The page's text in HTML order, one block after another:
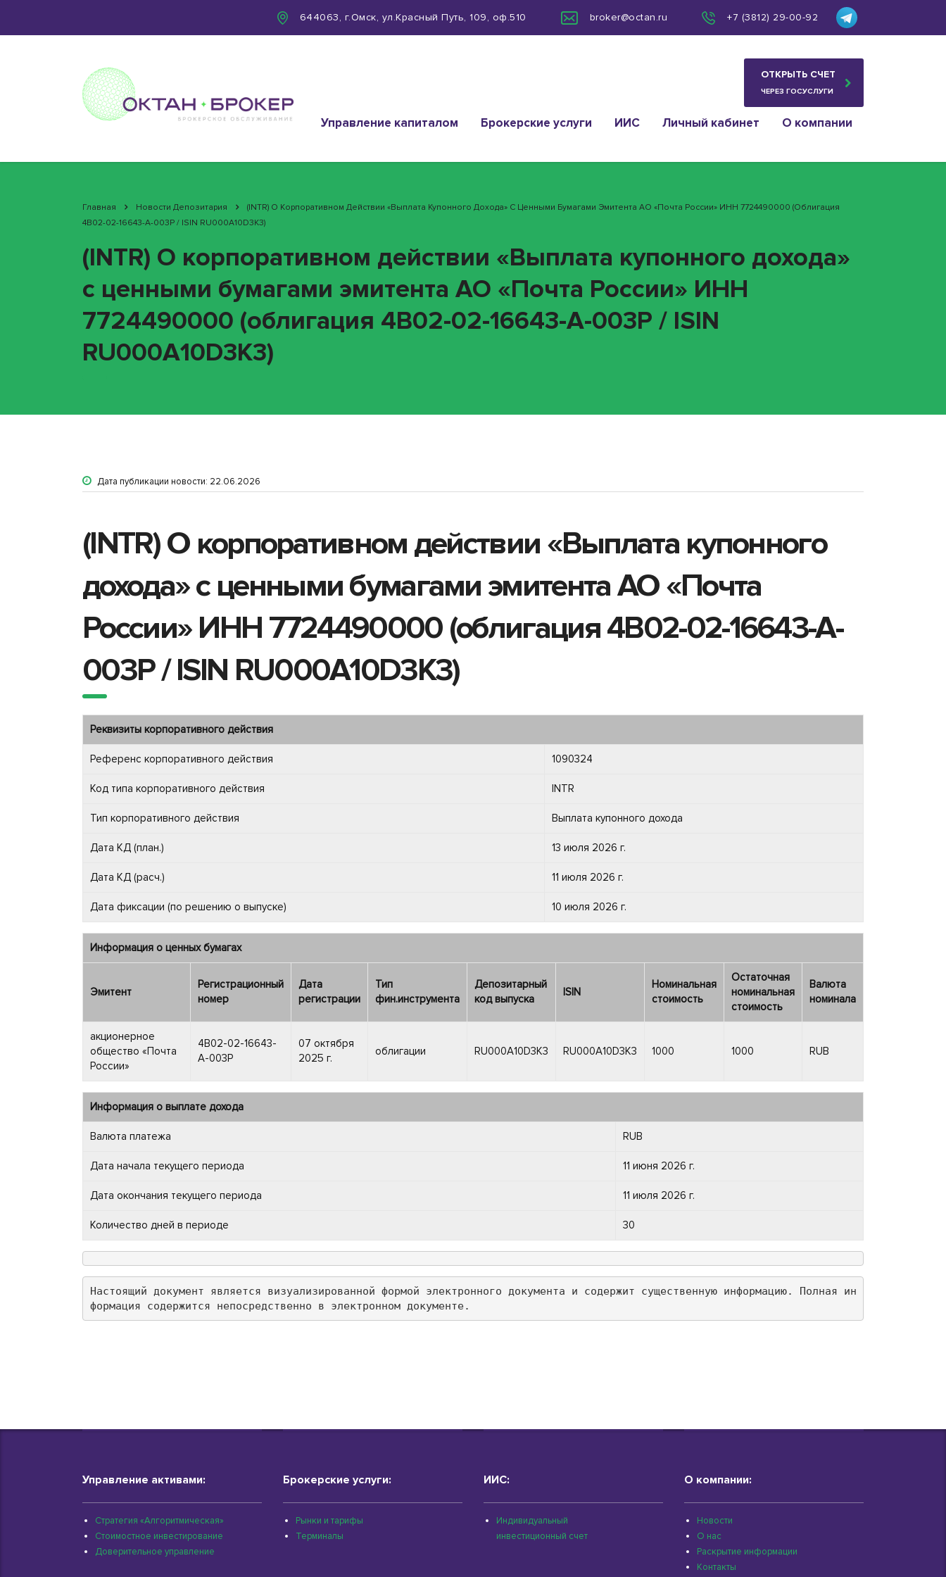
644063, г.Омск, ул.Красный Путь, 109, оф.510 broker@octan.ru +7 (3812) 29-00-92
ОТКРЫТЬ СЧЕТ
ЧЕРЕЗ ГОСУСЛУГИ
Управление капиталом Брокерские услуги ИИС Личный кабинет О компании
Главная Новости Депозитария
(INTR) О Корпоративном Действии «Выплата Купонного Дохода» С Ценными Бумагами Эмитента АО «Почта России» ИНН 7724490000 (облигация
4B02-02-16643-A-003P / ISIN RU000A10D3K3)
(INTR) О корпоративном действии «Выплата купонного дохода»
с ценными бумагами эмитента АО «Почта России» ИНН
7724490000 (облигация 4B02-02-16643-A-003P / ISIN
RU000A10D3K3)
Дата публикации новости: 22.06.2026
(INTR) О корпоративном действии «Выплата купонного
дохода» с ценными бумагами эмитента АО «Почта
России» ИНН 7724490000 (облигация 4B02-02-16643-A-
003P / ISIN RU000A10D3K3)
Реквизиты корпоративного действия
Референс корпоративного действия 1090324
Код типа корпоративного действия INTR
Тип корпоративного действия Выплата купонного дохода
Дата КД (план.) 13 июля 2026 г.
Дата КД (расч.) 11 июля 2026 г.
Дата фиксации (по решению о выпуске) 10 июля 2026 г.
Информация о ценных бумагах
Эмитент
Регистрационный
номер
Дата
регистрации
Тип
фин.инструмента
Депозитарный
код выпуска
ISIN
Номинальная
стоимость
Остаточная
номинальная
стоимость
Валюта
номинала
акционерное
общество «Почта
России»
4B02-02-16643-
A-003P
07 октября
2025 г.
облигации RU000A10D3K3 RU000A10D3K3 1000 1000 RUB
Информация о выплате дохода
Валюта платежа RUB
Дата начала текущего периода 11 июня 2026 г.
Дата окончания текущего периода 11 июля 2026 г.
Количество дней в периоде 30
Настоящий документ является визуализированной формой электронного документа и содержит существенную информацию. Полная ин
формация содержится непосредственно в электронном документе.
Управление активами:
Стратегия «Алгоритмическая»
Стоимостное инвестирование
Доверительное управление
Брокерские услуги:
Рынки и тарифы
Терминалы
ИИС:
Индивидуальный
инвестиционный счет
О компании:
Новости
О нас
Раскрытие информации
Контакты